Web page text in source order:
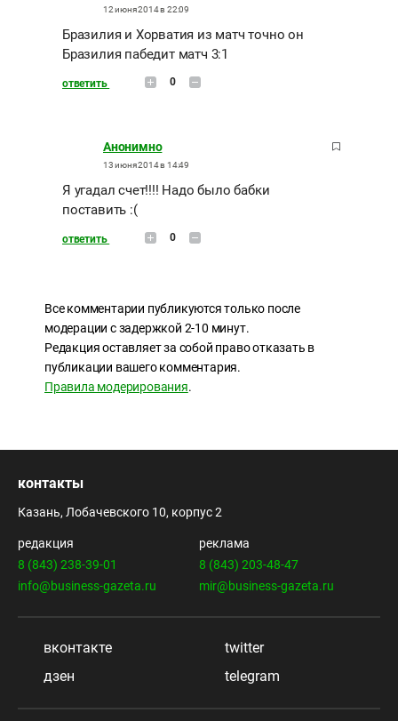
12 июня 2014 в 22:09
Бразилия и Хорватия из матч точно он
Бразилия пабедит матч 3:1
ответить 0
Анонимно
13 июня 2014 в 14:49
Я угадал счет!!!! Надо было бабки
поставить :(
ответить 0
Все комментарии публикуются только после
модерации с задержкой 2-10 минут.
Редакция оставляет за собой право отказать в
публикации вашего комментария.
Правила модерирования.
контакты
Казань, Лобачевского 10, корпус 2
редакция
8 (843) 238-39-01
info@business-gazeta.ru
реклама
8 (843) 203-48-47
mir@business-gazeta.ru
вконтакте
twitter
дзен
telegram